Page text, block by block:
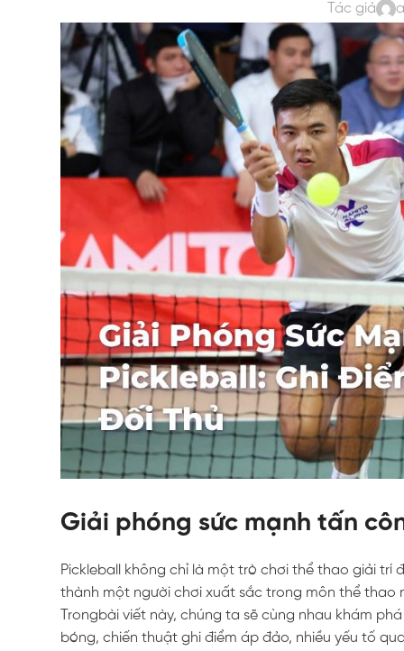
Tác giả
Giải phóng sức mạnh tấn
Pickleball không chỉ là một trò chơi thể thao giải
thành một người chơi xuất sắc trong môn thể thao
Trongbài viết này, chúng ta sẽ cùng nhau khám
bóng, chiến thuật ghi điểm áp đảo, nhiều yếu tố